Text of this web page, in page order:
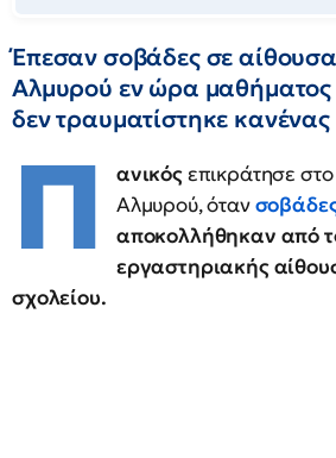
Έπεσαν σοβάδες σε
Αλμυρού εν ώρα
δεν τραυματίστηκε κανένας
Π ανικόςεπικράτησε
Αλμυρού, όταν
αποκολλήθηκαν από
εργαστηριακής
σχολείου.